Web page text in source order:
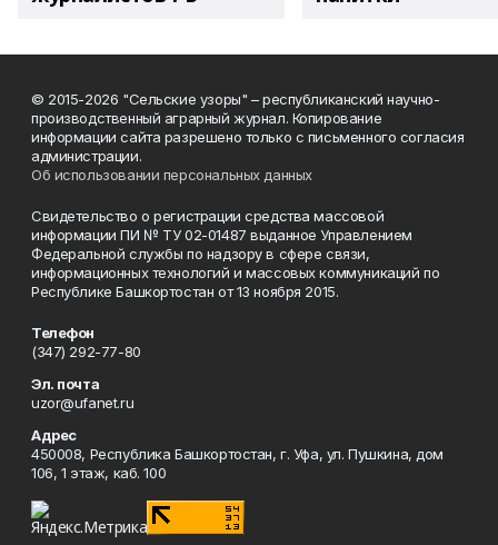
© 2015-2026 "Сельские узоры" – республиканский научно-
производственный аграрный журнал. Копирование
информации сайта разрешено только с письменного согласия
администрации.
Об использовании персональных данных
Свидетельство о регистрации средства массовой
информации ПИ № ТУ 02-01487 выданное Управлением
Федеральной службы по надзору в сфере связи,
информационных технологий и массовых коммуникаций по
Республике Башкортостан от 13 ноября 2015.
Телефон
(347) 292-77-80
Эл. почта
uzor@ufanet.ru
Адрес
450008, Республика Башкортостан, г. Уфа, ул. Пушкина, дом
106, 1 этаж, каб. 100